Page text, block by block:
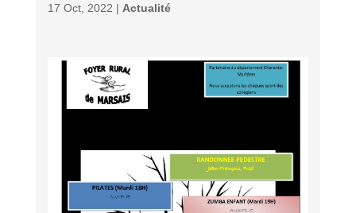
17 Oct, 2022 | Actualité